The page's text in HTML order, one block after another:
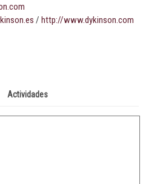
/http://www.dykinson.com
Actividades